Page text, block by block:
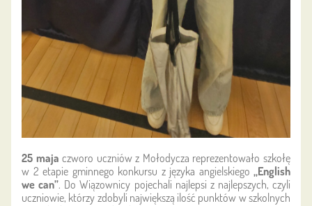
25 maja czworo uczniów z Mołodycza reprezentowało szkołę
w 2 etapie gminnego konkursu z języka angielskiego „English
we can”. Do Wiązownicy pojechali najlepsi z najlepszych, czyli
uczniowie, którzy zdobyli największą ilość punktów w szkolnych